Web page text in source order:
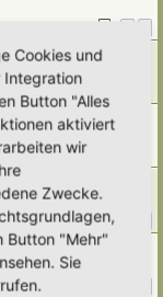
invasiv?)
1
Cookies und
Integration
Button "Alles
aktiviert
wir
Zwecke.
Button "Mehr"
Sie